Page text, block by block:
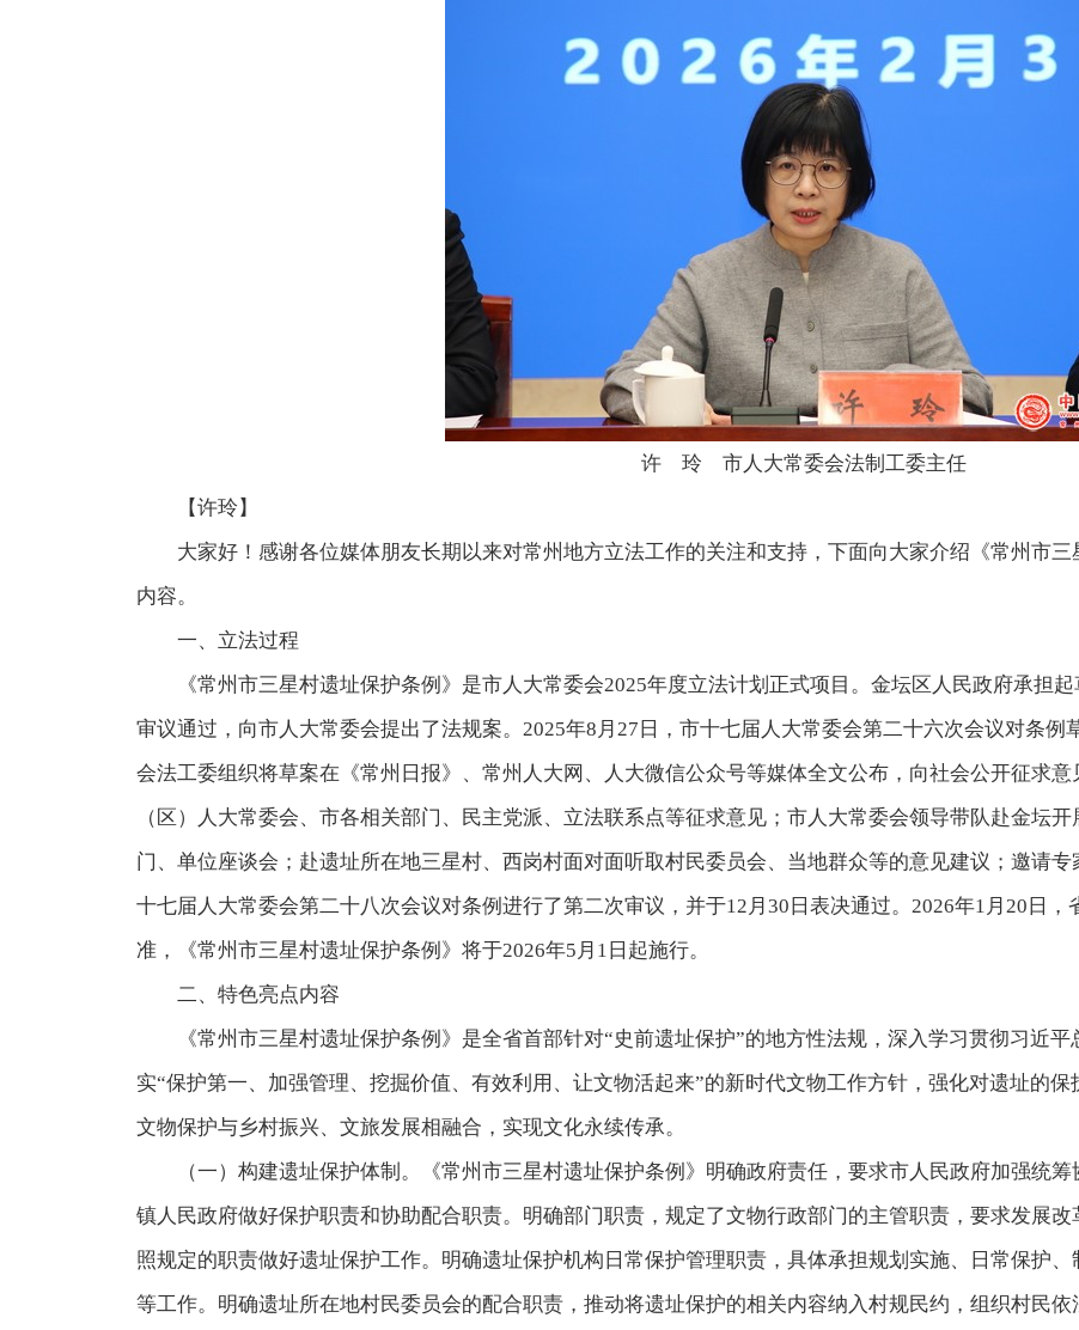
许 玲 市人大常委会法制工委主任
【许玲】
大家好！感谢各位媒体朋友长期以来对常州地方立法工作的关注和支持，下面向大家介绍《常州市三
内容。
一、立法过程
《常州市三星村遗址保护条例》 是市人大常委会2025年度立法计划正式项目。金坛区人民政府承担
审议通过，向市人大常委会提出了法规案。2025年8月27日，市十七届人大常委会第二十六次会议对条
会法工委组织将草案在《常州日报》、常州人大网、人大微信公众号等媒体全文公布，向社会公开征求
（区）人大常委会、市各相关部门、民主党派、立法联系点等征求意见；市人大常委会领导带队赴金坛
门、单位座谈会；赴遗址所在地三星村、西岗村面对面听取村民委员会、当地群众等的意见建议；邀请
十七届人大常委会第二十八次会议对条例进行了第二次审议，并于12月30日表决通过。2026年1月20日
准，
《常州市三星村遗址保护条例》 将于2026年5月1日起施行。
二、特色亮点内容
《常州市三星村遗址保护条例》 是全省首部针对“史前遗址保护”的地方性法规，深入学习贯彻习近
实“保护第一、加强管理、挖掘价值、有效利用、让文物活起来”的新时代文物工作方针，强化对遗址的
文物保护与乡村振兴、文旅发展相融合，实现文化永续传承。
（一）构建遗址保护体制。
《常州市三星村遗址保护条例》 明确政府责任，要求市人民政府加强统
镇人民政府做好保护职责和协助配合职责。明确部门职责，规定了文物行政部门的主管职责，要求发展
照规定的职责做好遗址保护工作。明确遗址保护机构日常保护管理职责，具体承担规划实施、日常保护
等工作。明确遗址所在地村民委员会的配合职责，推动将遗址保护的相关内容纳入村规民约，组织村民依